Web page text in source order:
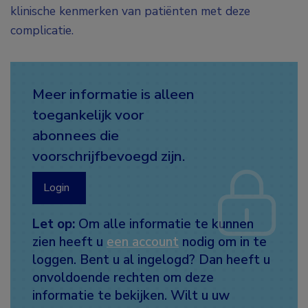
klinische kenmerken van patiënten met deze
complicatie.
Meer informatie is alleen
toegankelijk voor
abonnees die
voorschrijfbevoegd zijn.
Login
Let op: Om alle informatie te kunnen
zien heeft u een account nodig om in te
loggen. Bent u al ingelogd? Dan heeft u
onvoldoende rechten om deze
informatie te bekijken. Wilt u uw